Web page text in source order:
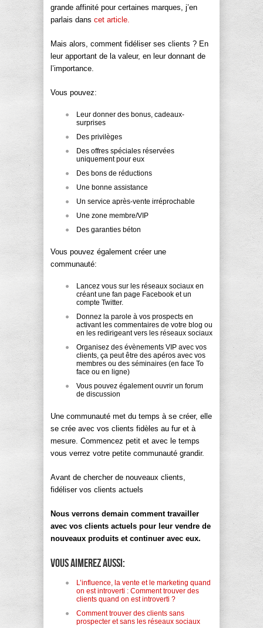
grande affinité pour certaines marques, j’en
parlais dans cet article.
Mais alors, comment fidéliser ses clients ? En
leur apportant de la valeur, en leur donnant de
l’importance.
Vous pouvez:
Leur donner des bonus, cadeaux-
surprises
Des privilèges
Des offres spéciales réservées
uniquement pour eux
Des bons de réductions
Une bonne assistance
Un service après-vente irréprochable
Une zone membre/VIP
Des garanties béton
Vous pouvez également créer une
communauté:
Lancez vous sur les réseaux sociaux en
créant une fan page Facebook et un
compte Twitter.
Donnez la parole à vos prospects en
activant les commentaires de votre blog ou
en les redirigeant vers les réseaux sociaux
Organisez des évènements VIP avec vos
clients, ça peut être des apéros avec vos
membres ou des séminaires (en face To
face ou en ligne)
Vous pouvez également ouvrir un forum
de discussion
Une communauté met du temps à se créer, elle
se crée avec vos clients fidèles au fur et à
mesure. Commencez petit et avec le temps
vous verrez votre petite communauté grandir.
Avant de chercher de nouveaux clients,
fidéliser vos clients actuels
Nous verrons demain comment travailler
avec vos clients actuels pour leur vendre de
nouveaux produits et continuer avec eux.
Vous aimerez aussi:
L’influence, la vente et le marketing quand
on est introverti : Comment trouver des
clients quand on est introverti ?
Comment trouver des clients sans
prospecter et sans les réseaux sociaux